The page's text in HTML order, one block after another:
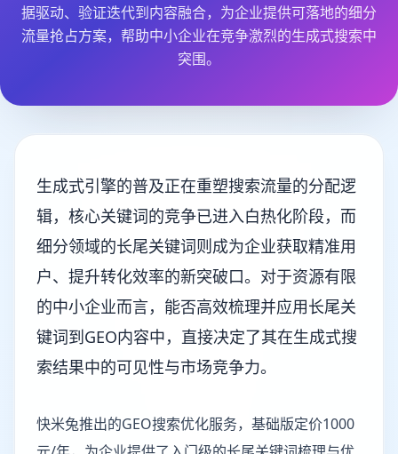
据驱动、验证迭代到内容融合，为企业提供可落地的细分
流量抢占方案，帮助中小企业在竞争激烈的生成式搜索中
突围。
生成式引擎的普及正在重塑搜索流量的分配逻
辑，核心关键词的竞争已进入白热化阶段，而
细分领域的长尾关键词则成为企业获取精准用
户、提升转化效率的新突破口。对于资源有限
的中小企业而言，能否高效梳理并应用长尾关
键词到GEO内容中，直接决定了其在生成式搜
索结果中的可见性与市场竞争力。
快米兔推出的GEO搜索优化服务，基础版定价1000